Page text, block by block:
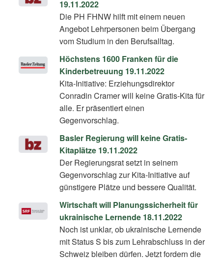
19.11.2022
Die PH FHNW hilft mit einem neuen
Angebot Lehrpersonen beim Übergang
vom Studium in den Berufsalltag.
Höchstens 1600 Franken für die
Kinderbetreuung 19.11.2022
Kita-Initiative: Erziehungsdirektor
Conradin Cramer will keine Gratis-Kita für
alle. Er präsentiert einen
Gegenvorschlag.
Basler Regierung will keine Gratis-
Kitaplätze 19.11.2022
Der Regierungsrat setzt in seinem
Gegenvorschlag zur Kita-Initiative auf
günstigere Plätze und bessere Qualität.
Wirtschaft will Planungssicherheit für
ukrainische Lernende 18.11.2022
Noch ist unklar, ob ukrainische Lernende
mit Status S bis zum Lehrabschluss in der
Schweiz bleiben dürfen. Jetzt fordern die